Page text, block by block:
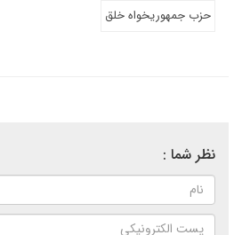
حزب جمهوریخواه خلق
نظر شما :